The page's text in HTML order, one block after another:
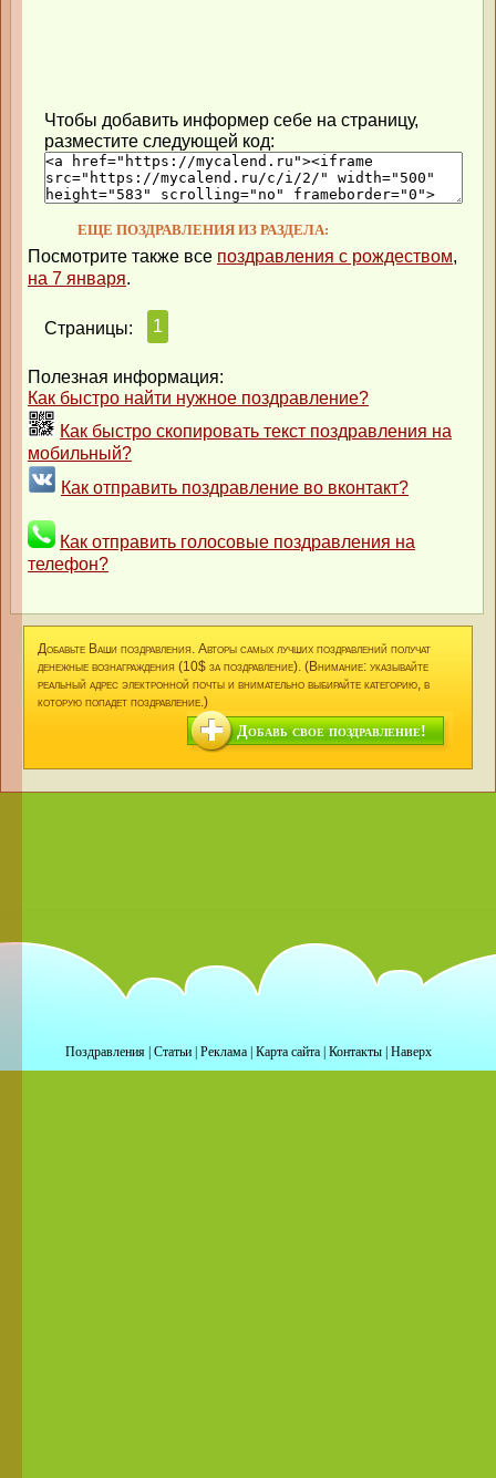
Чтобы добавить информер себе на страницу,
разместите следующей код:
ЕЩЕ ПОЗДРАВЛЕНИЯ ИЗ РАЗДЕЛА:
Посмотрите также все поздравления с рождеством,
на 7 января.
Страницы: 1
Полезная информация:
Как быстро найти нужное поздравление?
Как быстро скопировать текст поздравления на
мобильный?
Как отправить поздравление во вконтакт?
Как отправить голосовые поздравления на
телефон?
Добавьте Ваши поздравления. Авторы самых лучших поздравлений получат
денежные вознаграждения (10$ за поздравление). (Внимание: указывайте
реальный адрес электронной почты и внимательно выбирайте категорию, в
которую попадет поздравление.)
Добавь свое поздравление!
Поздравления| Статьи| Реклама| Карта сайта| Контакты| Наверх